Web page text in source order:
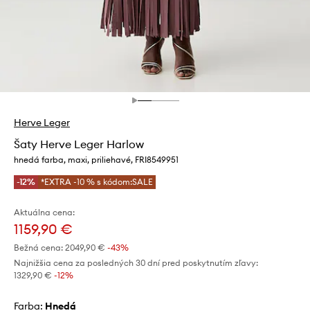
Herve Leger
Šaty Herve Leger Harlow
hnedá farba, maxi, priliehavé, FRI8549951
-12% *EXTRA -10 % s kódom:SALE
Aktuálna cena:
1159,90 €
Bežná cena: 2049,90 € -43%
Najnižšia cena za posledných 30 dní pred poskytnutím zľavy:
1329,90 € -12%
Farba: hnedá